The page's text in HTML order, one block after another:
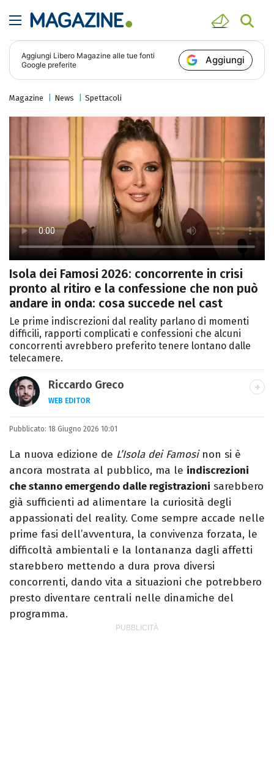
Aggiungi Libero Magazine alle tue fonti
Google preferite
Aggiungi
Magazine News Spettacoli
Isola dei Famosi 2026: concorrente in crisi
pronto al ritiro e la confessione che non può
andare in onda: cosa succede nel cast
Le prime indiscrezioni dal reality parlano di momenti
difficili, rapporti complicati e confessioni che alcuni
concorrenti avrebbero preferito tenere lontano dalle
telecamere.
Riccardo Greco
WEB EDITOR
LINKEDIN
Si avvicina all'editoria studiando all'IED
come Fashion Editor. Si specializza poi in
Comunicazione digitale, Giornalismo e
Nuovi media presso La Sapienza,
collaborando con alcune testate ed uffici
stampa.
Pubblicato: 18 Giugno 2026 10:01
La nuova edizione de L’Isola dei Famosinon si è
ancora mostrata al pubblico, ma le indiscrezioni
che stanno emergendo dalle registrazioni sarebbero
già sufficienti ad alimentare la curiosità degli
appassionati del reality. Come sempre accade nelle
prime fasi dell’avventura, la convivenza forzata, le
difficoltà ambientali e la lontananza dagli affetti
starebbero mettendo a dura prova diversi
concorrenti, dando vita a situazioni che potrebbero
presto diventare centrali nelle dinamiche del
programma.